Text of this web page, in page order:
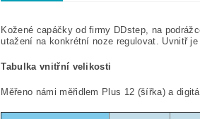
Kožené capáčky od firmy DDstep, na
utažení na konkrétní noze regulovat. Uvnitř
Tabulka vnitřní velikosti
Měřeno námi měřidlem Plus 12 (šířka) a